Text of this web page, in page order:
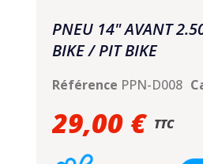
PNEU 14" AVANT
BIKE / PIT BIKE
Référence PPN-D008
29,00 € TTC